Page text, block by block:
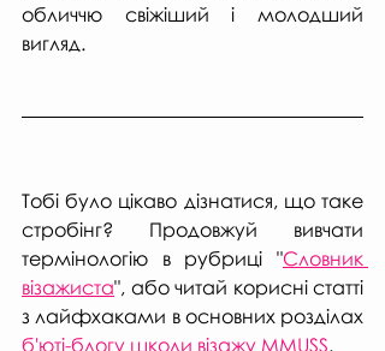
обличчю свіжіший і молодший
вигляд.
Тобі було цікаво дізнатися, що таке
стробінг? Продовжуй вивчати
термінологію в рубриці "Словник
візажиста", або читай корисні статті
б'юті-блогу школи візажу MMUSS.